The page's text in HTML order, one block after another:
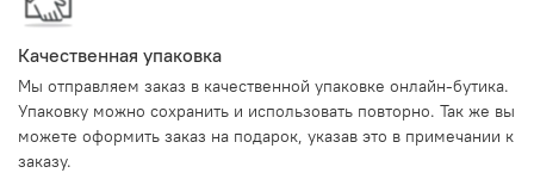
Качественная упаковка
Мы отправляем заказ в качественной упаковке онлайн-бутика.
Упаковку можно сохранить и использовать повторно. Так же вы
можете оформить заказ на подарок, указав это в примечании к
заказу.